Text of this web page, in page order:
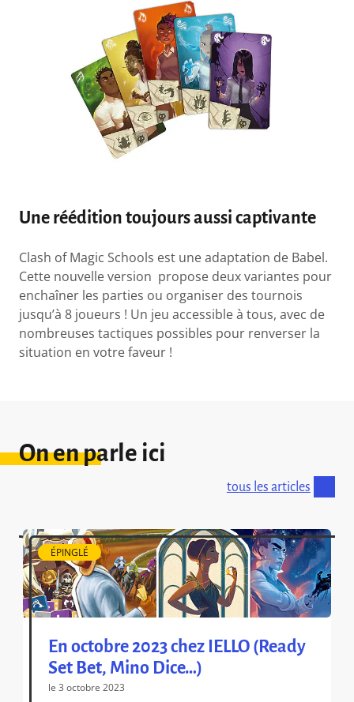
Une réédition toujours aussi captivante
Clash of Magic Schools est une adaptation de Babel.
Cette nouvelle version propose deux variantes pour
enchaîner les parties ou organiser des tournois
jusqu’à 8 joueurs ! Un jeu accessible à tous, avec de
nombreuses tactiques possibles pour renverser la
situation en votre faveur !
On en parle ici
tous les articles
ÉPINGLÉ
En octobre 2023 chez IELLO (Ready
Set Bet, Mino Dice…)
le 3 octobre 2023